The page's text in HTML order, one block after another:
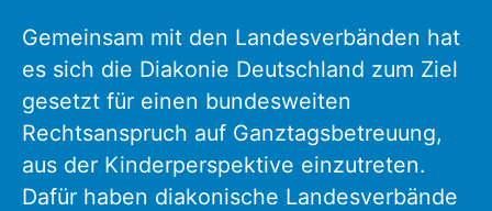
Gemeinsam mit den Landesverbänden hat
es sich die Diakonie Deutschland zum Ziel
gesetzt für einen bundesweiten
Rechtsanspruch auf Ganztagsbetreuung,
aus der Kinderperspektive einzutreten.
Dafür haben diakonische Landesverbände